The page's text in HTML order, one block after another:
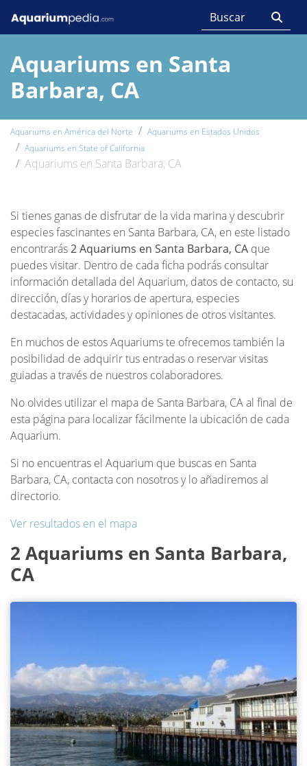
Aquariums en Santa
Barbara, CA
Aquariums en América del Norte
Aquariums en Estados Unidos
Aquariums en State of California
Aquariums en Santa Barbara, CA
Si tienes ganas de disfrutar de la vida marina y descubrir
especies fascinantes en Santa Barbara, CA, en este listado
encontrarás2 Aquariums en Santa Barbara, CA que
puedes visitar. Dentro de cada ficha podrás consultar
información detallada del Aquarium, datos de contacto, su
dirección, días y horarios de apertura, especies
destacadas, actividades y opiniones de otros visitantes.
En muchos de estos Aquariums te ofrecemos también la
posibilidad de adquirir tus entradas o reservar visitas
guiadas a través de nuestros colaboradores.
No olvides utilizar el mapa de Santa Barbara, CA al final de
esta página para localizar fácilmente la ubicación de cada
Aquarium.
Si no encuentras el Aquarium que buscas en Santa
Barbara, CA, contacta con nosotros y lo añadiremos al
directorio.
Ver resultados en el mapa
2 Aquariums en Santa Barbara,
CA